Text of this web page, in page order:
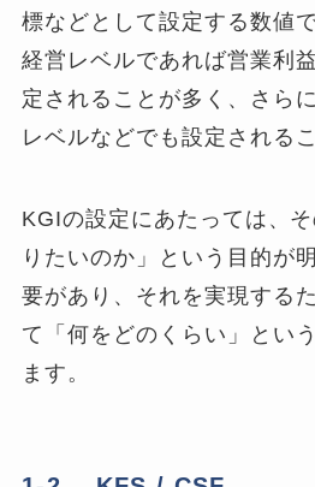
標などとして設定する数値で
経営レベルであれば営業利
定されることが多く、さら
レベルなどでも設定される
KGIの設定にあたっては、
りたいのか」という目的が
要があり、それを実現する
て「何をどのくらい」とい
ます。